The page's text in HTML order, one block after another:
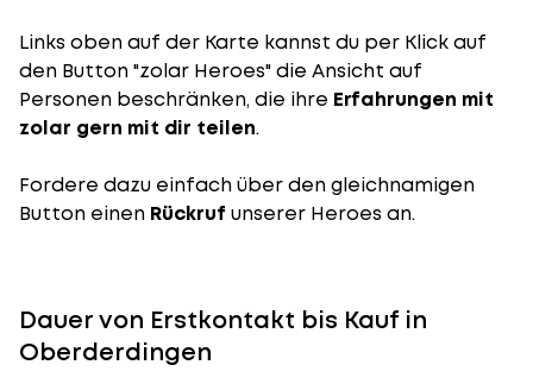
Links oben auf der Karte kannst du per Klick auf
den Button "zolar Heroes" die Ansicht auf
Personen beschränken, die ihre Erfahrungen mit
zolar gern mit dir teilen.
Fordere dazu einfach über den gleichnamigen
Button einen Rückruf unserer Heroes an.
Dauer von Erstkontakt bis Kauf in
Oberderdingen